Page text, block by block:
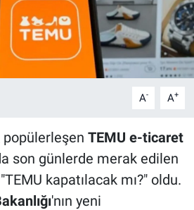
A- A+
TEMU e-ticaret
son günlerde merak edilen
kapatılacak mı?" oldu.
'nın yeni